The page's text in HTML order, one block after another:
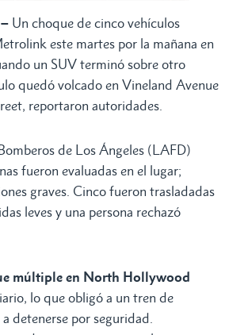
Un choque de cinco vehículos
este martes por la mañana en
un SUV terminó sobre otro
quedó volcado en Vineland Avenue
reportaron autoridades.
de Los Ángeles (LAFD)
fueron evaluadas en el lugar;
graves. Cinco fueron trasladadas
leves y una persona rechazó
múltiple en North Hollywood
lo que obligó a un tren de
detenerse por seguridad.